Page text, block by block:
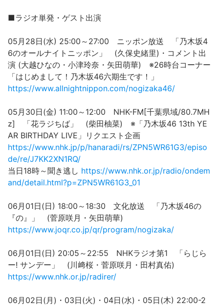
■ラジオ単発・ゲスト出演
05月28日(水) 25:00～27:00 ニッポン放送 「乃木坂4
6のオールナイトニッポン」 (久保史緒里)・コメント出
演 (大越ひなの・小津玲奈・矢田萌華) ※26時台コーナー
「はじめまして！乃木坂46六期生です！」
https://www.allnightnippon.com/nogizaka46/
05月30日(金) 11:00～12:00 NHK-FM[千葉県域/80.7MH
z] 「花ラジちば」 (柴田柚菜) ※「乃木坂46 13th YE
AR BIRTHDAY LIVE」リクエスト企画
https://www.nhk.jp/p/hanaradi/rs/ZPN5WR61G3/episo
de/re/J7KK2XN1RQ/
当日18時～聞き逃し https://www.nhk.or.jp/radio/ondem
and/detail.html?p=ZPN5WR61G3_01
06月01日(日) 18:00～18:30 文化放送 「乃木坂46の
『の』」 (菅原咲月・矢田萌華)
https://www.joqr.co.jp/qr/program/nogizaka/
06月01日(日) 20:05～22:55 NHKラジオ第1 「らじら
ー! サンデー」 (川﨑桜・菅原咲月・田村真佑)
https://www.nhk.or.jp/radirer/
06月02日(月)・03日(火)・04日(水)・05日(木) 22:00-2